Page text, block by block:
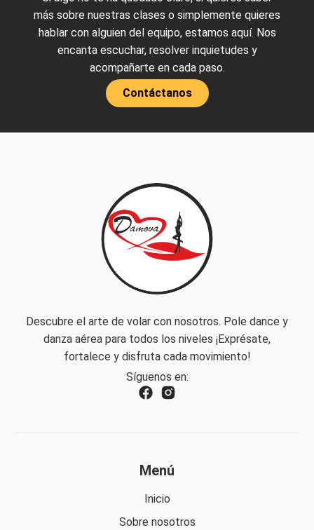
más sobre nuestras clases o simplemente quieres
hablar con alguien del equipo, estamos aquí. Nos
encanta escuchar, resolver inquietudes y
acompañarte en cada paso.
Contáctanos
Descubre el arte de volar con nosotros. Pole dance y
danza aérea para todos los niveles ¡Exprésate,
fortalece y disfruta cada movimiento!
Síguenos en:
Menú
Inicio
Sobre nosotros